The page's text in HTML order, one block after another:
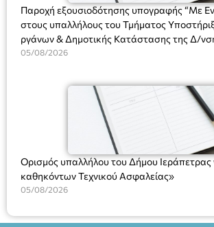
Παροχή εξουσιοδότησης υπογραφής “Με
στους υπαλλήλους του Τμήματος
ργάνων & Δημοτικής Κατάστασης της Δ/
Υπηρεσιών για αποφάσεις, πιστοποιητικά, πράξεις και
(Ν. 5314/2026).»
05/08/2026
Ορισμός υπαλλήλου του Δήμου Ιεράπετρας
καθηκόντων Τεχνικού Ασφαλείας»
05/08/2026